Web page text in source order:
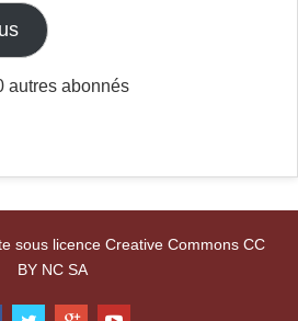
autres abonnés
sous licence Creative Commons CC
BY NC SA